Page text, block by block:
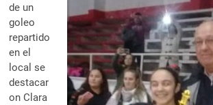
de un
goleo
repartido
en el
local se
destacar
on Clara